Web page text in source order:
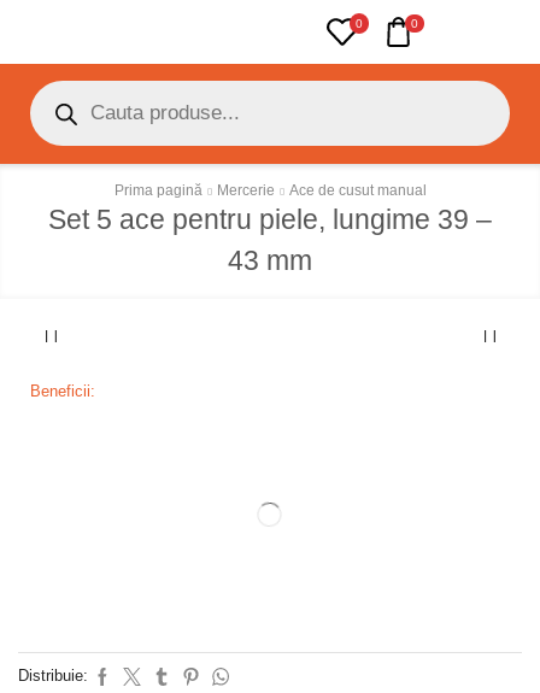
0 0
Prima pagină Mercerie Ace de cusut manual
Set 5 ace pentru piele, lungime 39 –
43 mm
Beneficii:
Distribuie: